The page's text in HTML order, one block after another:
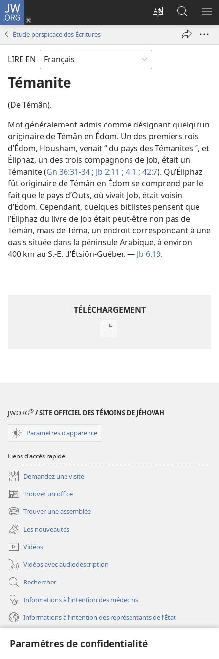
Paramètres de confidentialité
JW.ORG
Changer
langue
Se
connecter
nouvelle
sur
JW.ORG
Étude perspicace des Écritures
LIRE EN
Témanite
(De Témân).
Mot généralement admis comme désignant quelqu’un
originaire de Témân en Édom. Un des premiers rois
d’Édom, Housham, venait “ du pays des Témanites ”, et
Éliphaz, un des trois compagnons de Job, était un
Témanite (Gn 36:31-34 ; Jb 2:11 ; 4:1 ; 42:7). Qu’Éliphaz
fût originaire de Témân en Édom se comprend par le
fait que le pays d’Outs, où vivait Job, était voisin
d’Édom. Cependant, quelques biblistes pensent que
l’Éliphaz du livre de Job était peut-être non pas de
Témân, mais de Téma, un endroit correspondant à une
oasis située dans la péninsule Arabique, à environ
400 km au S.-E. d’Étsiôn-Guéber. — Jb 6:19.
TÉLÉCHARGEMENT
Options
perspicace
JW.ORG® / SITE OFFICIEL DES TÉMOINS DE JÉHOVAH
Paramètres d'apparence
Liens d'accès rapide
Demandez une visite
Trouver un office
(ouvre
une
nouvelle
fenêtre)
Trouver une assemblée
(ouvre
une
nouvelle
fenêtre)
Les nouveautés
Vidéos
Vidéos avec audiodescription
Rechercher
Informations à l’intention des médecins
Informations à l’intention des représentants de l’État